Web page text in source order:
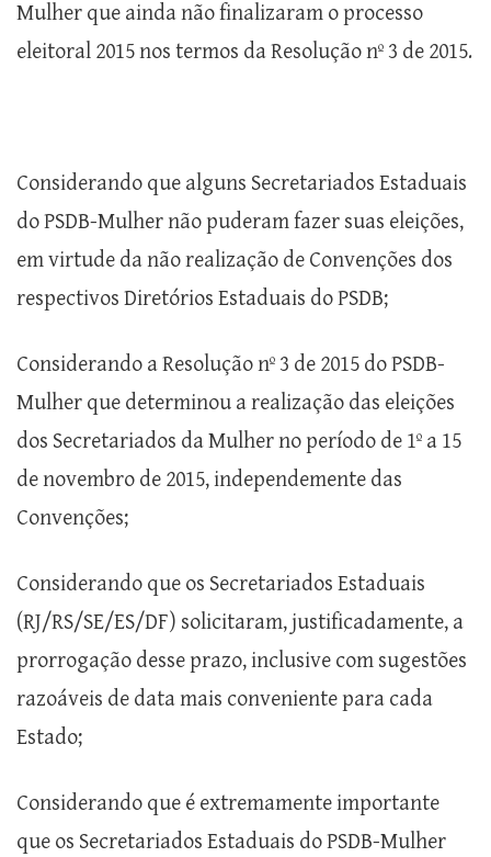
Mulher que ainda não finalizaram o processo
eleitoral 2015 nos termos da Resolução nº 3 de 2015.
Considerando que alguns Secretariados Estaduais
do PSDB-Mulher não puderam fazer suas eleições,
em virtude da não realização de Convenções dos
respectivos Diretórios Estaduais do PSDB;
Considerando a Resolução nº 3 de 2015 do PSDB-
Mulher que determinou a realização das eleições
dos Secretariados da Mulher no período de 1º a 15
de novembro de 2015, independemente das
Convenções;
Considerando que os Secretariados Estaduais
(RJ/RS/SE/ES/DF) solicitaram, justificadamente, a
prorrogação desse prazo, inclusive com sugestões
razoáveis de data mais conveniente para cada
Estado;
Considerando que é extremamente importante
que os Secretariados Estaduais do PSDB-Mulher